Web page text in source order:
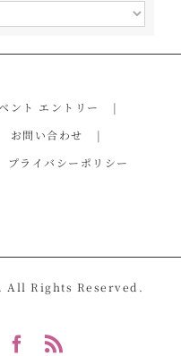
ント エントリー
お問い合わせ
プライバシーポリシー
All Rights Reserved.
Facebook